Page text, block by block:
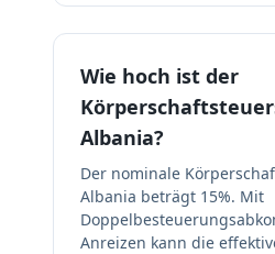
Wie hoch ist der
Albania?
Der nominale
Albania beträgt 15%. Mit
Anreizen kann die